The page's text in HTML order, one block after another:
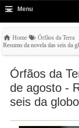
-
≡ Menu
Home Órfãos da Terra
Resumo da novela das seis da
Órfãos da
de agosto -
seis da globo